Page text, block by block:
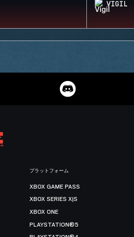
VIGIL
プラットフォーム
XBOX GAME PASS
XBOX SERIES X|S
XBOX ONE
PLAYSTATION®5